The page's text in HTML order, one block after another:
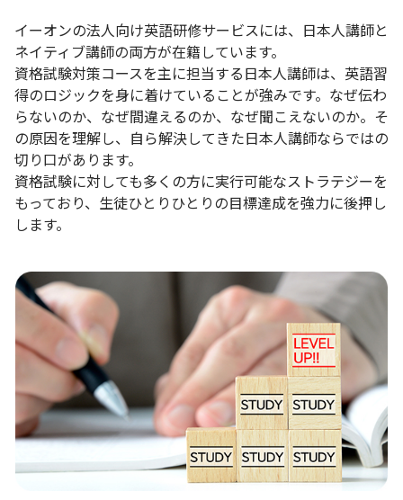
イーオンの法人向け英語研修サービスには、日本人講師と
ネイティブ講師の両方が在籍しています。
資格試験対策コースを主に担当する日本人講師は、英語習
得のロジックを身に着けていることが強みです。なぜ伝わ
らないのか、なぜ間違えるのか、なぜ聞こえないのか。そ
の原因を理解し、自ら解決してきた日本人講師ならではの
切り口があります。
資格試験に対しても多くの方に実行可能なストラテジーを
もっており、生徒ひとりひとりの目標達成を強力に後押し
します。